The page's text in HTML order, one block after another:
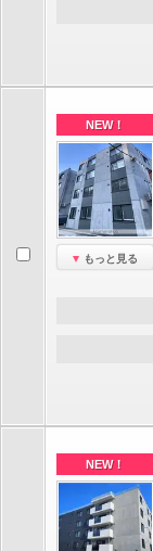
NEW！
もっと見る
NEW！